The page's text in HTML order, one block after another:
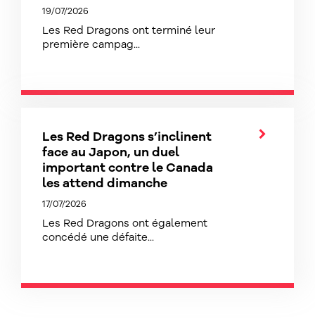
19/07/2026
Les Red Dragons ont terminé leur
première campag...
Les Red Dragons s’inclinent
face au Japon, un duel
important contre le Canada
les attend dimanche
17/07/2026
Les Red Dragons ont également
concédé une défaite...